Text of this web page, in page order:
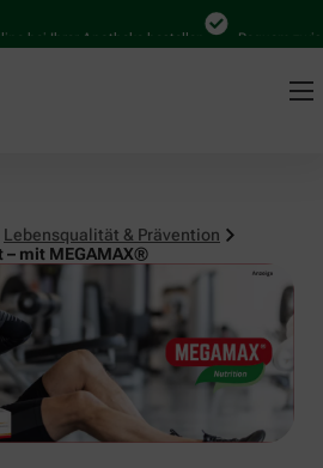
Ihrer Apotheke bestellen Bequem
Lebensqualität & Prävention
– mit MEGAMAX®